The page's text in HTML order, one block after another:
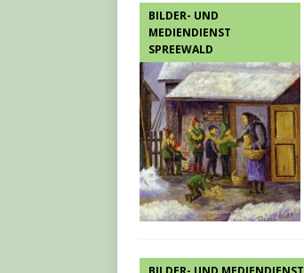
BILDER- UND
MEDIENDIENST
SPREEWALD